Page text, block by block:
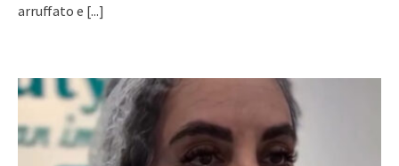
arruffato e [...]